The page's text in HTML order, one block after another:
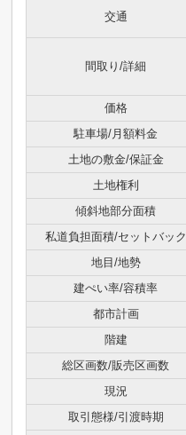
交通
間取り/詳細
価格
駐車場/月額料金
土地の敷金/保証金
土地権利
傾斜地部分面積
私道負担面積/セットバック
地目/地勢
建ぺい率/容積率
都市計画
階建
総区画数/販売区画数
現況
取引態様/引渡時期